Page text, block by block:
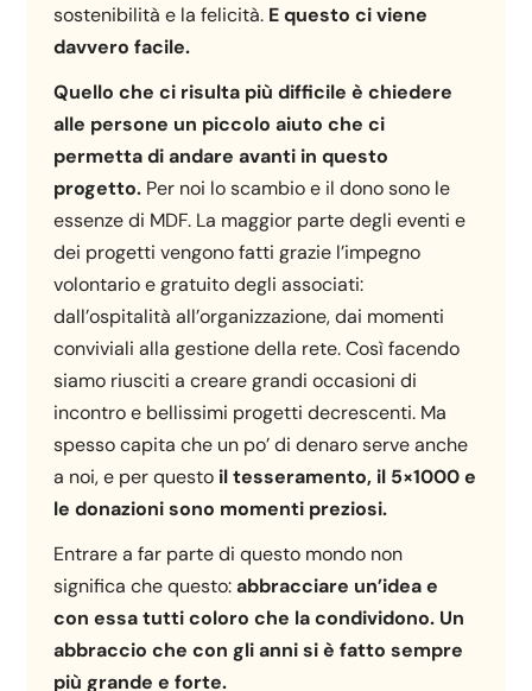
sostenibilità e la felicità. E questo ci viene
davvero facile.
Quello che ci risulta più difficile è chiedere
alle persone un piccolo aiuto che ci
permetta di andare avanti in questo
progetto. Per noi lo scambio e il dono sono le
essenze di MDF. La maggior parte degli eventi e
dei progetti vengono fatti grazie l’impegno
volontario e gratuito degli associati:
dall’ospitalità all’organizzazione, dai momenti
conviviali alla gestione della rete. Così facendo
siamo riusciti a creare grandi occasioni di
incontro e bellissimi progetti decrescenti. Ma
spesso capita che un po’ di denaro serve anche
a noi, e per questo il tesseramento, il 5×1000 e
le donazioni sono momenti preziosi.
Entrare a far parte di questo mondo non
significa che questo:abbracciare un’idea e
con essa tutti coloro che la condividono. Un
abbraccio che con gli anni si è fatto sempre
più grande e forte.